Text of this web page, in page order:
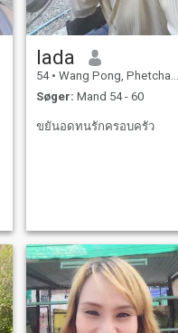
lada
54 • Wang Pong, Phetchabun, Thailand
Søger: Mand 54 - 60
ขยันอดทนรักครอบครัว